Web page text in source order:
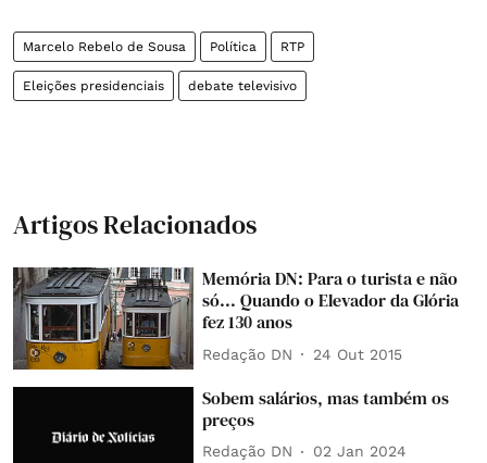
Marcelo Rebelo de Sousa Política RTP
Eleições presidenciais debate televisivo
Artigos Relacionados
Memória DN: Para o turista e não
só... Quando o Elevador da Glória
fez 130 anos
Redação DN 24 Out 2015
Sobem salários, mas também os
preços
Redação DN 02 Jan 2024